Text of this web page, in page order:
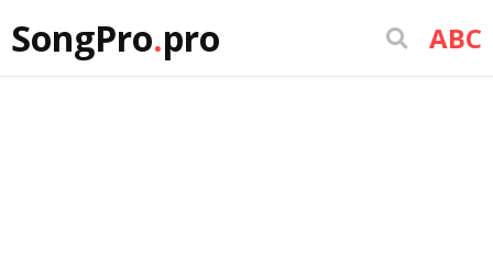
SongPro.pro ABC